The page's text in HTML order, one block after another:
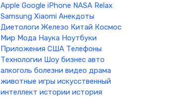
Apple Google iPhone NASA Relax
Samsung Xiaomi Анекдоты
Диетологи Железо Китай Космос
Мир Мода Наука Ноутбуки
Приложения США Телефоны
Технологии Шоу бизнес авто
алкоголь болезни видео драма
животные игры искусственный
интеллект истории история